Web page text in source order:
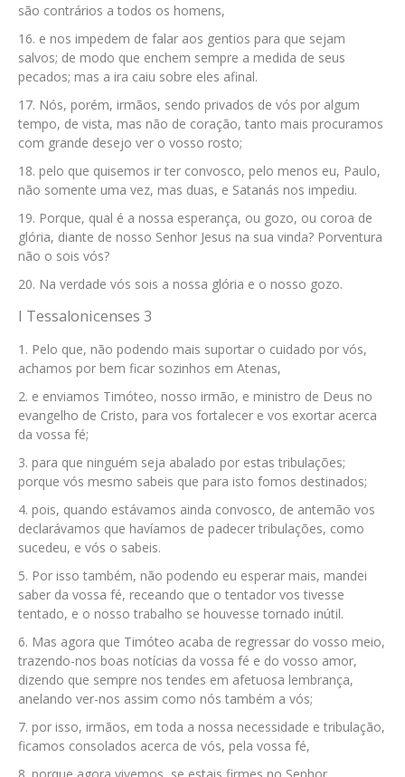
são contrários a todos os homens,
e nos impedem de falar aos gentios para que sejam
salvos; de modo que enchem sempre a medida de seus
pecados; mas a ira caiu sobre eles afinal.
Nós, porém, irmãos, sendo privados de vós por algum
tempo, de vista, mas não de coração, tanto mais procuramos
com grande desejo ver o vosso rosto;
pelo que quisemos ir ter convosco, pelo menos eu, Paulo,
não somente uma vez, mas duas, e Satanás nos impediu.
Porque, qual é a nossa esperança, ou gozo, ou coroa de
glória, diante de nosso Senhor Jesus na sua vinda? Porventura
não o sois vós?
Na verdade vós sois a nossa glória e o nosso gozo.
I Tessalonicenses 3
Pelo que, não podendo mais suportar o cuidado por vós,
achamos por bem ficar sozinhos em Atenas,
e enviamos Timóteo, nosso irmão, e ministro de Deus no
evangelho de Cristo, para vos fortalecer e vos exortar acerca
da vossa fé;
para que ninguém seja abalado por estas tribulações;
porque vós mesmo sabeis que para isto fomos destinados;
pois, quando estávamos ainda convosco, de antemão vos
declarávamos que havíamos de padecer tribulações, como
sucedeu, e vós o sabeis.
Por isso também, não podendo eu esperar mais, mandei
saber da vossa fé, receando que o tentador vos tivesse
tentado, e o nosso trabalho se houvesse tornado inútil.
Mas agora que Timóteo acaba de regressar do vosso meio,
trazendo-nos boas notícias da vossa fé e do vosso amor,
dizendo que sempre nos tendes em afetuosa lembrança,
anelando ver-nos assim como nós também a vós;
por isso, irmãos, em toda a nossa necessidade e tribulação,
ficamos consolados acerca de vós, pela vossa fé,